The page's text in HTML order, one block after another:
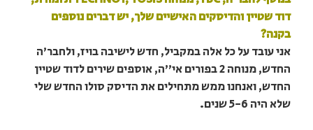
דוד שטיין והדיסקים האישיים שלך, יש דברים נוספים
בקנה?
אני עובד על כל אלה במקביל, חדש לישיבה בויז, ולחבר'ה
החדש, מנוחה 2 בפורים אי"ה, אוספים שירים לדוד שטיין
החדש, ואנחנו ממש מתחילים את הדיסק סולו החדש שלי
שלא היה 5-6 שנים.